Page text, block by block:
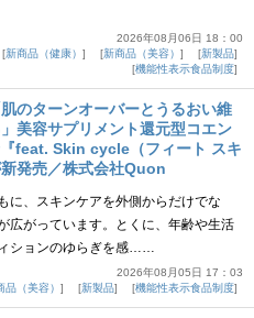
2026年08月06日 18：00
新商品（健康） 新商品（美容）
新製品
機能性表示食品制度
のターンオーバーとうるおい維
美容サプリメント還元型コエン
feat. Skin cycle（フィート スキ
発売／株式会社Quon
に、スキンケアを外側からだけでな
広がっています。とくに、年齢や生活
ションのゆらぎを感……
2026年08月05日 17：03
品（美容） 新製品 機能性表示食品制度